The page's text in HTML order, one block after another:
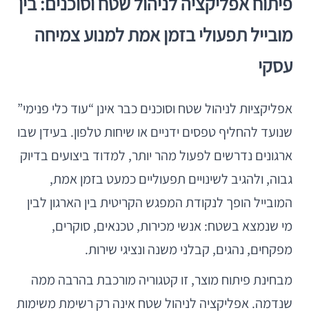
מובייל תפעולי בזמן אמת למנוע צמיחה
עסקי
אפליקציות לניהול שטח וסוכנים כבר אינן “עוד כלי פנימי”
שנועד להחליף טפסים ידניים או שיחות טלפון. בעידן שבו
ארגונים נדרשים לפעול מהר יותר, למדוד ביצועים בדיוק
גבוה, ולהגיב לשינויים תפעוליים כמעט בזמן אמת,
המובייל הופך לנקודת המפגש הקריטית בין הארגון לבין
מי שנמצא בשטח: אנשי מכירות, טכנאים, סוקרים,
מפקחים, נהגים, קבלני משנה ונציגי שירות.
מבחינת פיתוח מוצר, זו קטגוריה מורכבת בהרבה ממה
שנדמה. אפליקציה לניהול שטח אינה רק רשימת משימות